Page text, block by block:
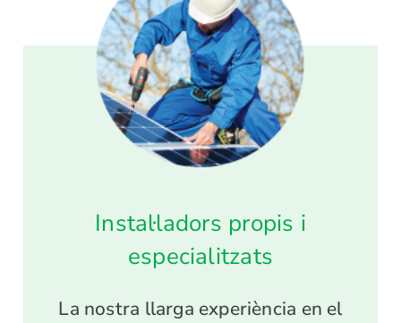
Instal·ladors propis i
especialitzats
La nostra llarga experiència en el